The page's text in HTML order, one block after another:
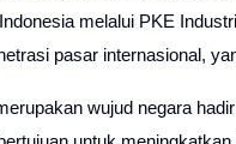
melalui PKE
pasar internasional,
wujud negara